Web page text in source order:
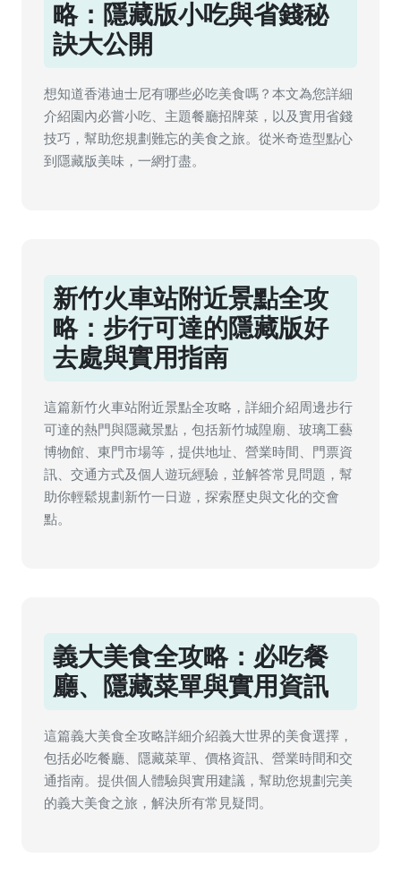
略：隱藏版小吃與省錢秘
訣大公開
想知道香港迪士尼有哪些必吃美食嗎？本文為您詳細
介紹園內必嘗小吃、主題餐廳招牌菜，以及實用省錢
技巧，幫助您規劃難忘的美食之旅。從米奇造型點心
到隱藏版美味，一網打盡。
新竹火車站附近景點全攻
略：步行可達的隱藏版好
去處與實用指南
這篇新竹火車站附近景點全攻略，詳細介紹周邊步行
可達的熱門與隱藏景點，包括新竹城隍廟、玻璃工藝
博物館、東門市場等，提供地址、營業時間、門票資
訊、交通方式及個人遊玩經驗，並解答常見問題，幫
助你輕鬆規劃新竹一日遊，探索歷史與文化的交會
點。
義大美食全攻略：必吃餐
廳、隱藏菜單與實用資訊
這篇義大美食全攻略詳細介紹義大世界的美食選擇，
包括必吃餐廳、隱藏菜單、價格資訊、營業時間和交
通指南。提供個人體驗與實用建議，幫助您規劃完美
的義大美食之旅，解決所有常見疑問。